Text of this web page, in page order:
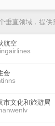
垂直领域，提
航空
会
市文化和旅游局